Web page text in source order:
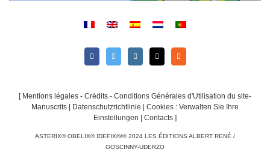
[ Mentions légales - Crédits - Conditions Générales d'Utilisation du site-
Manuscrits | Datenschutzrichtlinie | Cookies : Verwalten Sie Ihre
Einstellungen | Contacts ]
ASTERIX® OBELIX® IDEFIX®/© 2024 LES ÉDITIONS ALBERT RENÉ /
GOSCINNY-UDERZO